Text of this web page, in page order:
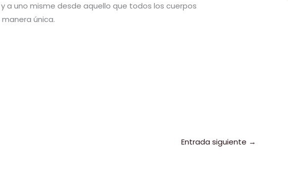
a uno misme desde aquello que todos los cuerpos
única.
Entrada siguiente →